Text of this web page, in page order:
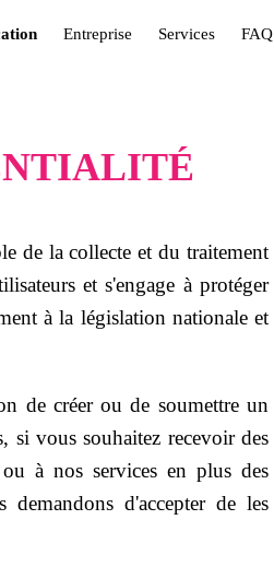
Entreprise Services FAQ
de la collecte et du traitement
et s'engage à protéger
à la législation nationale et
de créer ou de soumettre un
si vous souhaitez recevoir des
ou à nos services en plus des
demandons d'accepter de les